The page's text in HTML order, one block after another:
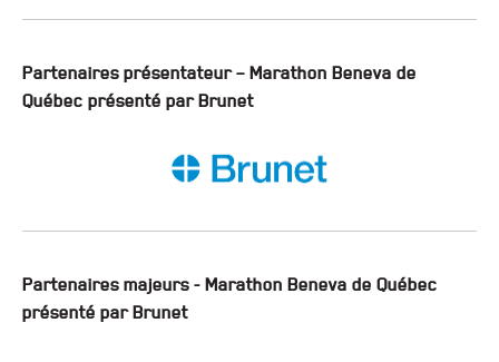
Partenaires présentateur – Marathon Beneva de
Québec présenté par Brunet
Partenaires majeurs - Marathon Beneva de Québec
présenté par Brunet